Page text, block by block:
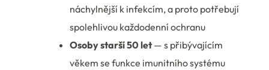
náchylnější k infekcím, a proto potřebují
spolehlivou každodenní ochranu
Osoby starší 50 let— s přibývajícím
věkem se funkce imunitního systému